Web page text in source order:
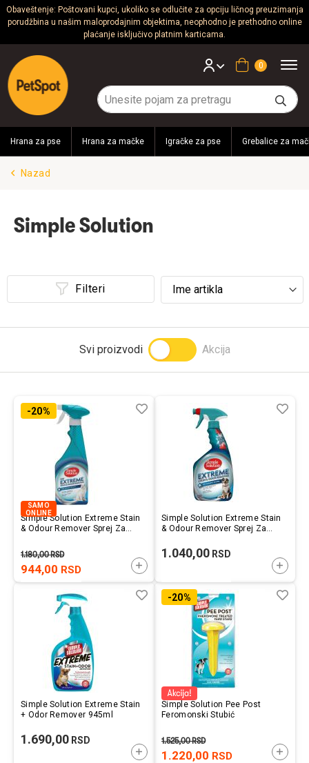
Obaveštenje: Poštovani kupci, ukoliko se odlučite za opciju ličnog preuzimanja
porudžbina u našim maloprodajnim objektima, neophodno je prethodno online
plaćanje isključivo platnim karticama.
Psi
Mačke
Glodari
Brendovi
Akcija!
Prijavi se
Korpa
Hrana za pse Hrana za mačke Igračke za pse Grebalice za
Nazad
Simple Solution
Filteri
Svi proizvodi Akcija
-20%
SAMO
ONLINE
Simple Solution Extreme Stain
& Odour Remover Sprej Za
944,00 RSD
1.180,00RSD
DODAJTE U KORPU
Lista
Uporedi
Simple Solution Extreme Stain
& Odour Remover Sprej Za
1.040,00 RSD
Simple Solution Extreme Stain
+ Odor Remover 945ml
1.690,00 RSD
DODAJTE U KORPU
Lista
želja
Uporedi
-20%
Simple Solution Pee Post
Feromonski Stubić
1.220,00 RSD
1.525,00RSD